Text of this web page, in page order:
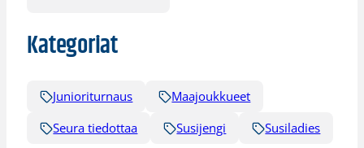
Kategoriat
Junioriturnaus
Maajoukkueet
Seura tiedottaa
Susijengi Susiladies